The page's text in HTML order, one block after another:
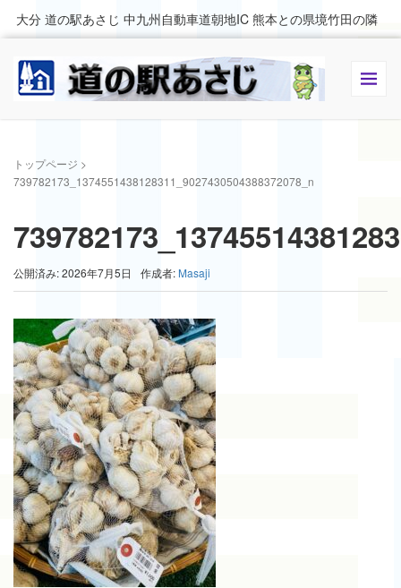
大分 道の駅あさじ 中九州自動車道朝地IC 熊本との県境竹田の隣
トップページ >
739782173_1374551438128311_9027430504388372078_n
公開済み: 2026年7月5日 作成者: Masaji